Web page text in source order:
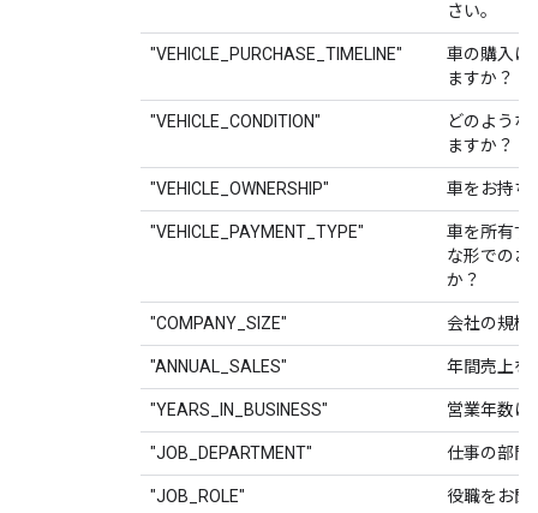
さい。
"VEHICLE_PURCHASE_TIMELINE"
車の購入は
ますか？
"VEHICLE_CONDITION"
どのような
ますか？
"VEHICLE_OWNERSHIP" 車をお持ち
"VEHICLE_PAYMENT_TYPE"
車を所有す
な形でのお
か？
"COMPANY_SIZE" 会社の規模
"ANNUAL_SALES" 年間売上を
"YEARS_IN_BUSINESS" 営業年数は
"JOB_DEPARTMENT" 仕事の部門
"JOB_ROLE" 役職をお聞